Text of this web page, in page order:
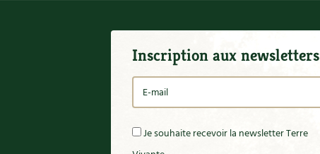
Inscription aux newsletters
Je souhaite recevoir la newsletter Terre